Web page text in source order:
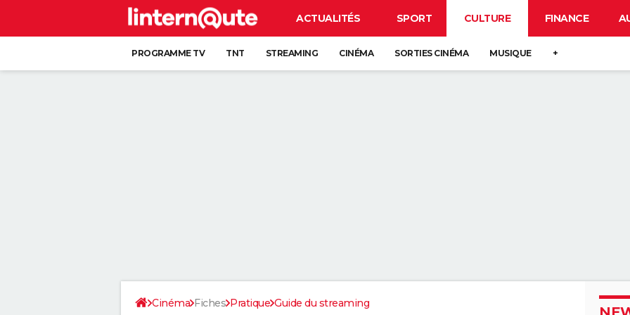
ACTUALITÉS SPORT CULTURE FINANCE
PROGRAMME TV TNT STREAMING CINÉMA SORTIES CINÉMA MUSIQUE +
Cinéma Fiches Pratique Guide du streaming